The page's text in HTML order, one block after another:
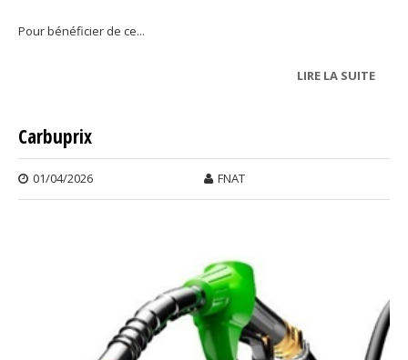
Pour bénéficier de ce...
LIRE LA SUITEDE
Carbuprix
01/04/2026 FNAT